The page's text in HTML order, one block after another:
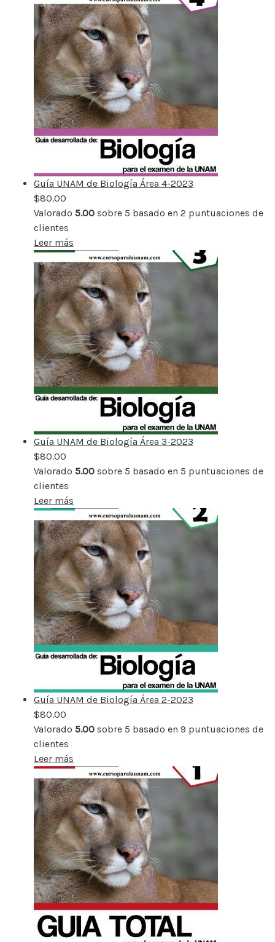
Guía UNAM de Biología Área 4-2023
$80.00
Valorado 5.00 sobre 5 basado en 2 puntuaciones de
clientes
Leer más
Guía UNAM de Biología Área 3-2023
$80.00
Valorado 5.00 sobre 5 basado en 5 puntuaciones de
clientes
Leer más
Guía UNAM de Biología Área 2-2023
$80.00
Valorado 5.00 sobre 5 basado en 9 puntuaciones de
clientes
Leer más